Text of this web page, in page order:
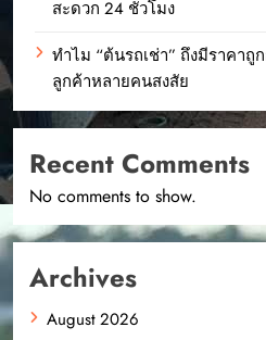
สะดวก 24 ชั่วโมง
ทำไม “ต้นรถเช่า” ถึงมีราคาถู
ลูกค้าหลายคนสงสัย
Recent Comments
No comments to show.
Archives
August 2026